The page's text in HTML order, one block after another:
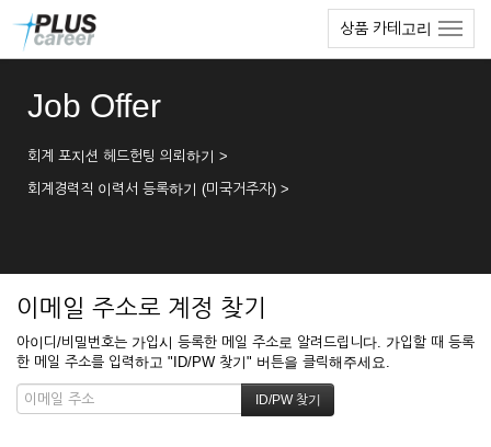
상품 카테고리
Job Offer
회계 포지션 헤드헌팅 의뢰하기 >
회계경력직 이력서 등록하기 (미국거주자) >
이메일 주소로 계정 찾기
아이디/비밀번호는 가입시 등록한 메일 주소로 알려드립니다. 가입할 때 등록
한 메일 주소를 입력하고 "ID/PW 찾기" 버튼을 클릭해주세요.